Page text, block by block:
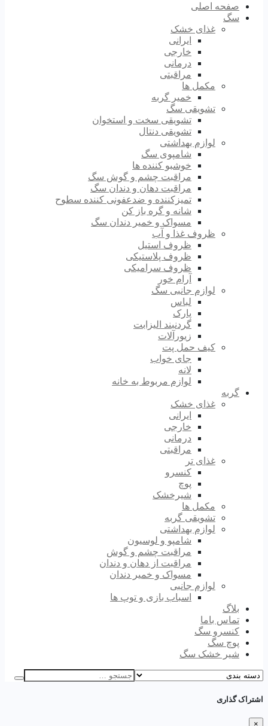
صفحه اصلی
سگ
غذای خشک
ایرانی
خارجی
درمانی
مراقبتی
مکمل ها
خمیر گربه
تشویقی سگ
تشویقی سخت و استخوان
تشویقی دنتال
لوازم بهداشتی
شامپوی سگ
خوشبو کننده ها
مراقبت چشم و گوش سگ
مراقبت دهان و دندان سگ
تمیزکننده و ضدعفونی کننده سطوح
شانه و گره باز کن
مسواک و خمیر دندان سگ
ظروف غذا و آب
ظروف استیل
ظروف پلاستیکی
ظروف سرامیکی
آرام خور
لوازم جانبی سگ
لباس
پارک
گردنبند الیزابت
زیورآلات
کیف حمل پت
جای خواب
لانه
لوازم مربوط به خانه
گربه
غذای خشک
ایرانی
خارجی
درمانی
مراقبتی
غذای تر
کنسرو
پوچ
شیرخشک
مکمل ها
تشویقی گربه
لوازم بهداشتی
شامپو و لوسیون
مراقبت چشم و گوش
مراقبت از دهان و دندان
مسواک و خمیر دندان
لوازم جانبی
اسباب بازی و توپ ها
بلاگ
تماس باما
کنسرو سگ
پوچ سگ
شیر خشک سگ
اشتراک گذاری
×